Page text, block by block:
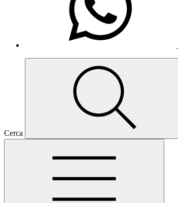
Cerca